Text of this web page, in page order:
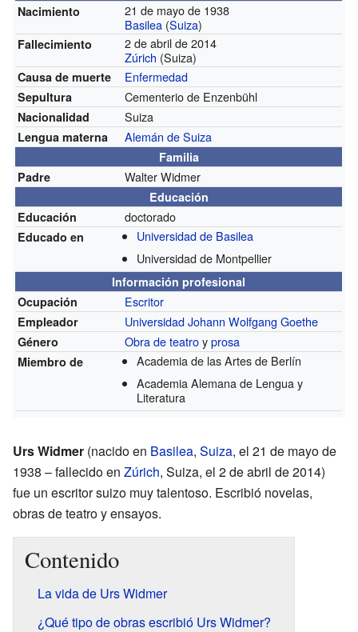
Nacimiento
21 de mayo de 1938
Basilea (Suiza)
Fallecimiento
2 de abril de 2014
Zúrich (Suiza)
Causa de muerte Enfermedad
Sepultura Cementerio de Enzenbühl
Nacionalidad Suiza
Lengua materna Alemán de Suiza
Familia
Padre
Walter Widmer
Educación
Educación
doctorado
Educado en
Universidad de Basilea
Universidad de Montpellier
Información profesional
Ocupación
Escritor
Empleador Universidad Johann Wolfgang Goethe
Género Obra de teatroyprosa
Miembro de
Academia de las Artes de Berlín
Academia Alemana de Lengua y
Literatura
Urs Widmer (nacido en Basilea, Suiza, el 21 de mayo de
1938 – fallecido en Zúrich, Suiza, el 2 de abril de 2014)
fue un escritor suizo muy talentoso. Escribió novelas,
obras de teatro y ensayos.
Contenido
La vida de Urs Widmer
¿Qué tipo de obras escribió Urs Widmer?